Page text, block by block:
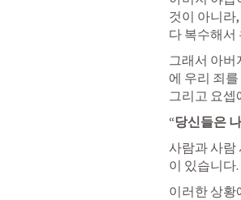
것이 아니라
다 복수해서
그래서 아버
에 우리 죄
그리고 요셉
“당신들은
사람과 사람
이 있습니다
이러한 상황